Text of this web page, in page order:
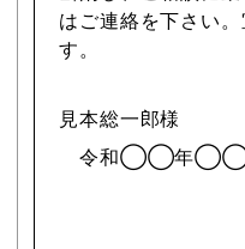
はご連絡を下さい
す。
見本総一郎様
令和◯◯年